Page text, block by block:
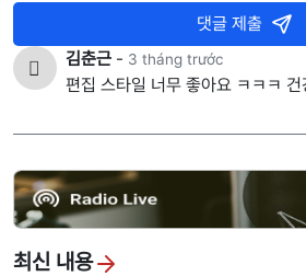
댓글 제출
김춘근 - 3 tháng trước
편집 스타일 너무 좋아요 ㅋㅋㅋ
최신 내용